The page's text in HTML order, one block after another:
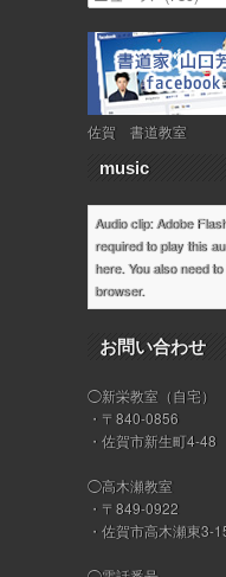
佐賀 書道教室
music
Audio clip: Adobe
required to play this
here. You also need
browser.
お問い合わせ
◯新栄教室（自宅）
・〒840-0856
・佐賀市新生町4-48
◯高木瀬教室
・〒849-0922
・佐賀市高木瀬東3-